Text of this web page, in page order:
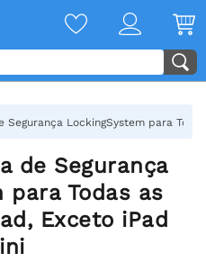
Segurança LockingSystem para
de Segurança
para Todas as
Exceto iPad